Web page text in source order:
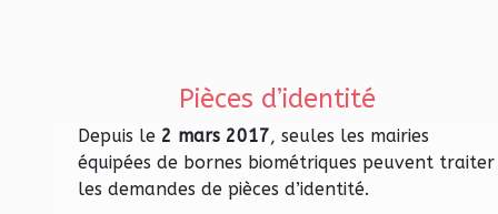
Pièces d’identité
Depuis le 2 mars 2017, seules les mairies
équipées de bornes biométriques peuvent traiter
les demandes de pièces d’identité.